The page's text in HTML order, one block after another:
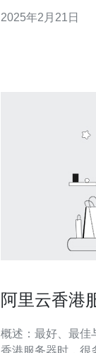
的完美结合，为企业
2025年2月21日
阿里云香港
概述：最好、最佳
香港服务器时，很